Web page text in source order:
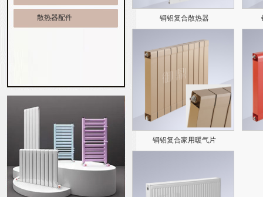
散热器配件 铜铝复合散热器
铜铝复合家用暖气片